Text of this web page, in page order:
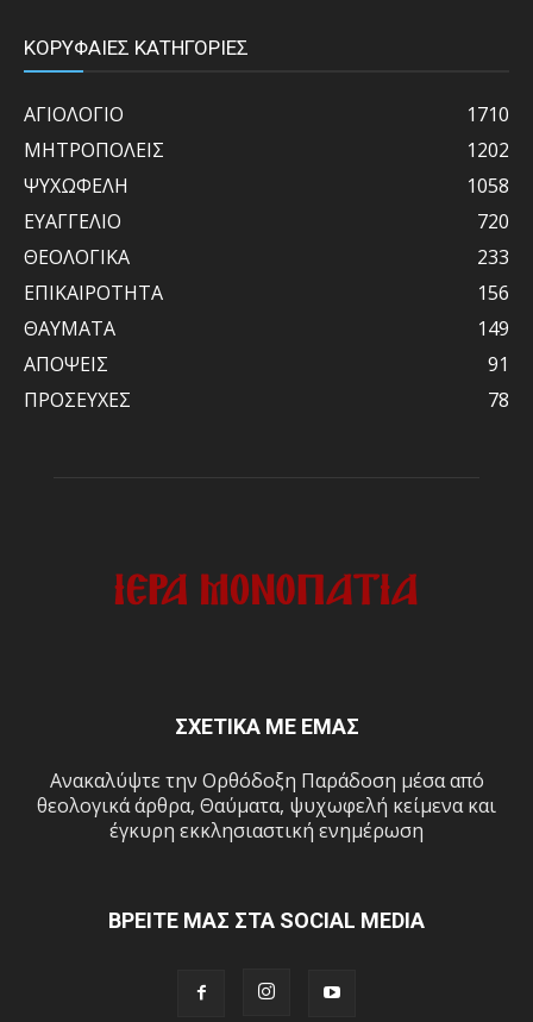
ΚΟΡΥΦΑΙΕΣ ΚΑΤΗΓΟΡΙΕΣ
ΑΓΙΟΛΟΓΙΟ
1710
ΜΗΤΡΟΠΟΛΕΙΣ
1202
ΨΥΧΩΦΕΛΗ
1058
ΕΥΑΓΓΕΛΙΟ
720
ΘΕΟΛΟΓΙΚΑ
233
ΕΠΙΚΑΙΡΟΤΗΤΑ
156
ΘΑΥΜΑΤΑ
149
ΑΠΟΨΕΙΣ
91
ΠΡΟΣΕΥΧΕΣ
78
ΣΧΕΤΙΚΑ ΜΕ ΕΜΑΣ
Ανακαλύψτε την Ορθόδοξη Παράδοση μέσα από
θεολογικά άρθρα, Θαύματα, ψυχωφελή κείμενα και
έγκυρη εκκλησιαστική ενημέρωση
ΒΡΕΙΤΕ ΜΑΣ ΣΤΑ SOCIAL MEDIA